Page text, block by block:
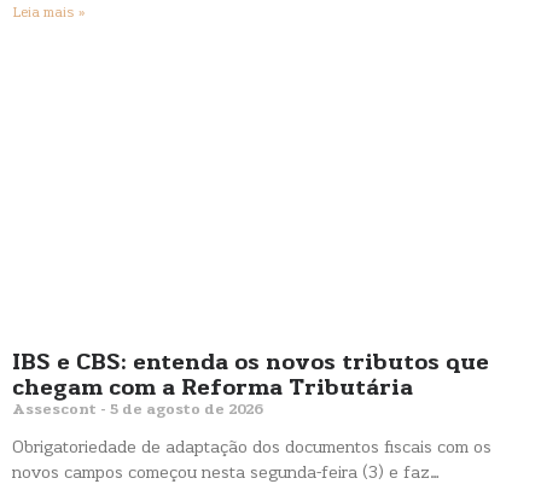
Leia mais »
IBS e CBS: entenda os novos tributos que
chegam com a Reforma Tributária
Assescont 5 de agosto de 2026
Obrigatoriedade de adaptação dos documentos fiscais com os
novos campos começou nesta segunda-feira (3) e faz…